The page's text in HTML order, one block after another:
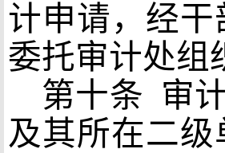
计申请，经
委托审计处组
第十条 审
及其所在二